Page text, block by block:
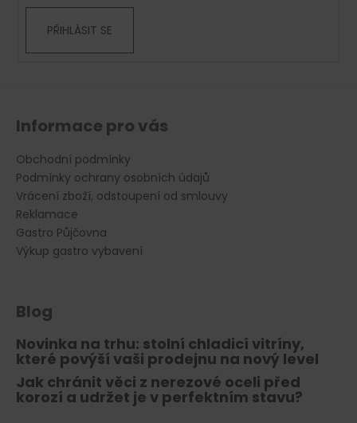
PŘIHLÁSIT SE
Informace pro vás
Obchodní podmínky
Podmínky ochrany osobních údajů
Vrácení zboží, odstoupení od smlouvy
Reklamace
Gastro Půjčovna
Výkup gastro vybavení
Blog
Novinka na trhu: stolní chladicí vitríny,
které povýší vaši prodejnu na nový level
Jak chránit věci z nerezové oceli před
korozí a udržet je v perfektním stavu?